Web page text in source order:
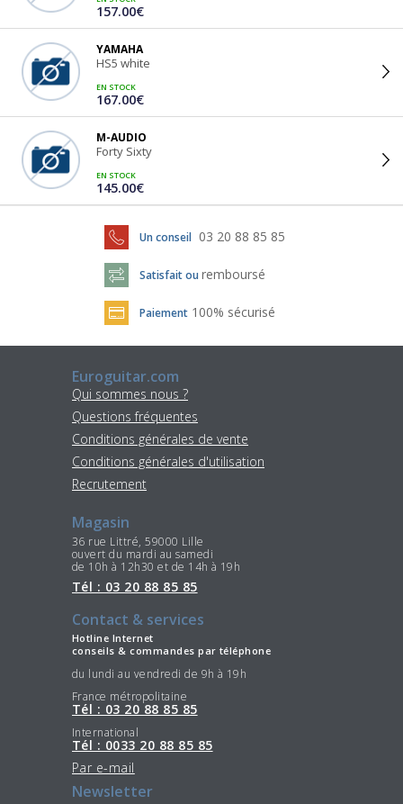
157.00€
YAMAHA
HS5 white
EN STOCK
167.00€
M-AUDIO
Forty Sixty
EN STOCK
145.00€
Un conseil 03 20 88 85 85
Satisfait ou remboursé
Paiement 100% sécurisé
Euroguitar.com
Qui sommes nous ?
Questions fréquentes
Conditions générales de vente
Conditions générales d'utilisation
Recrutement
Magasin
36 rue Littré, 59000 Lille
ouvert du mardi au samedi
de 10h à 12h30 et de 14h à 19h
Tél : 03 20 88 85 85
Contact & services
Hotline Internet
conseils & commandes par téléphone
du lundi au vendredi de 9h à 19h
France métropolitaine
Tél : 03 20 88 85 85
International
Tél : 0033 20 88 85 85
Par e-mail
Newsletter